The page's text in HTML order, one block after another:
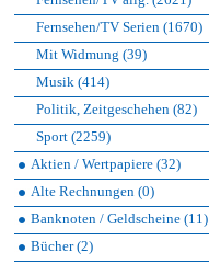
Fernsehen/TV Serien (1670)
Mit Widmung (39)
Musik (414)
Politik, Zeitgeschehen (82)
Sport (2259)
Aktien / Wertpapiere (32)
Alte Rechnungen (0)
Banknoten / Geldscheine (11)
Bücher (2)